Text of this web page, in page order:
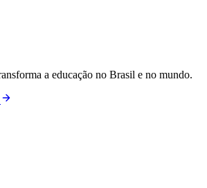
a educação no Brasil e no mundo.